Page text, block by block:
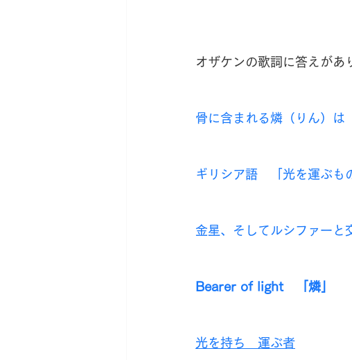
オザケンの歌詞に答えがあ
骨に含まれる燐（りん）は
ギリシア語　「光を運ぶも
金星、そしてルシファーと
Bearer of light   「燐」
光を持ち　運ぶ者